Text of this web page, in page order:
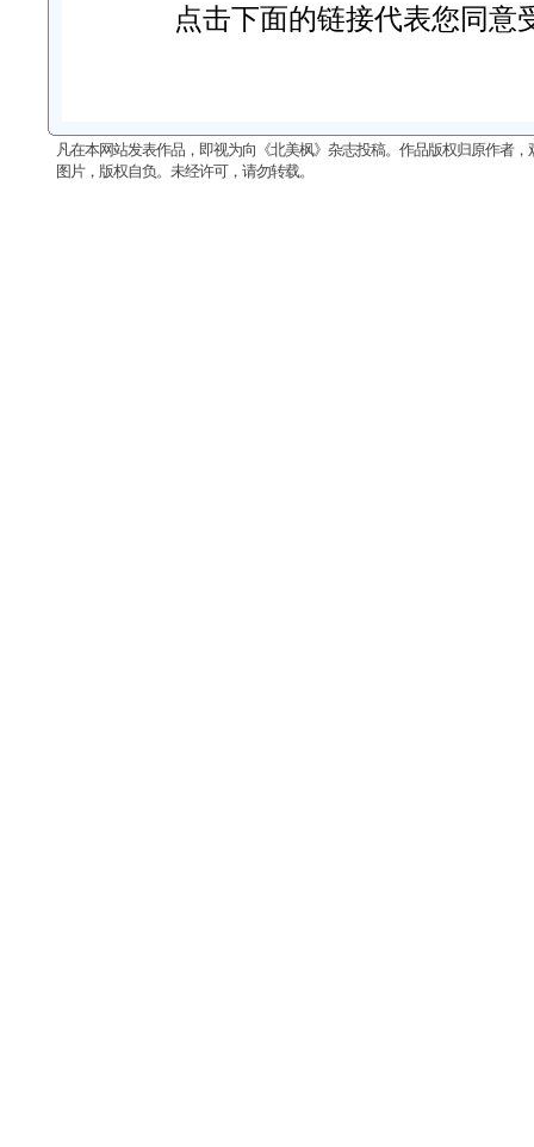
点击下面的链接代表您同意
凡在本网站发表作品，即视为向《北美枫》杂志投稿。作品版权归原作者
图片，版权自负。未经许可，请勿转载。